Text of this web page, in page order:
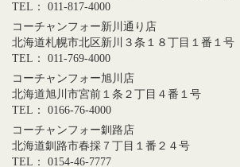
TEL： 011-817-4000
コーチャンフォー新川通り店
北海道札幌市北区新川３条１８丁目１番１号
TEL： 011-769-4000
コーチャンフォー旭川店
北海道旭川市宮前１条２丁目４番１号
TEL： 0166-76-4000
コーチャンフォー釧路店
北海道釧路市春採７丁目１番２４号
TEL： 0154-46-7777